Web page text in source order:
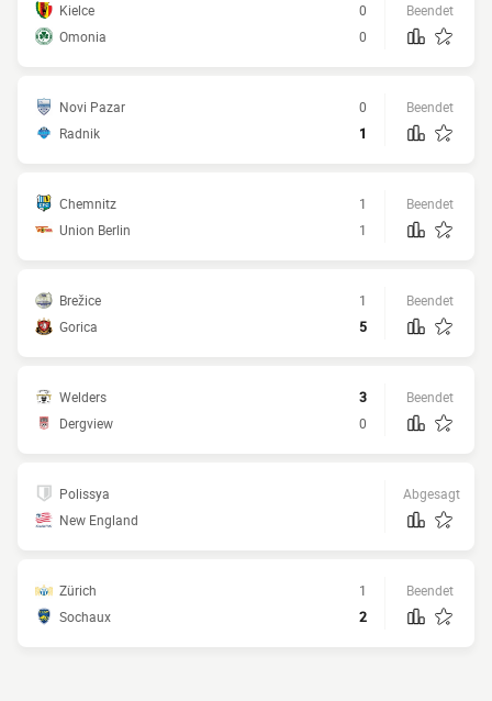
Kielce
0
Omonia
0
Beendet
Novi Pazar
0
Radnik
1
Beendet
Chemnitz
1
Union Berlin
1
Beendet
Brežice
1
Gorica
5
Beendet
Welders
3
Dergview
0
Beendet
Polissya
New England
Abgesagt
Zürich
1
Sochaux
2
Beendet